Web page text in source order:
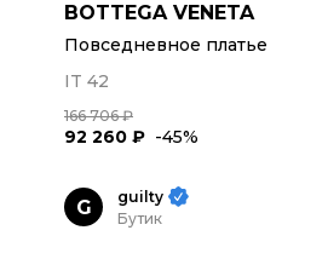
BOTTEGA VENETA
Повседневное платье
IT 42
166 706 ₽
92 260 ₽ -45%
G
guilty
Бутик